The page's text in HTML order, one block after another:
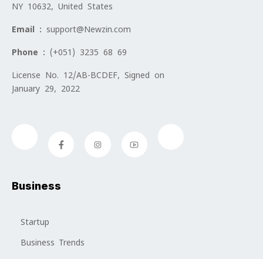
NY 10632, United States
Email : support@Newzin.com
Phone : (+051) 3235 68 69
License No. 12/AB-BCDEF, Signed on
January 29, 2022
Business
Startup
Business Trends